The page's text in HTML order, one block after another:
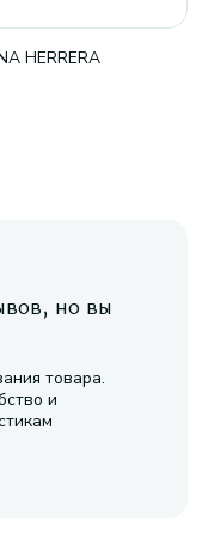
HERRERA
но вы
товара.
и